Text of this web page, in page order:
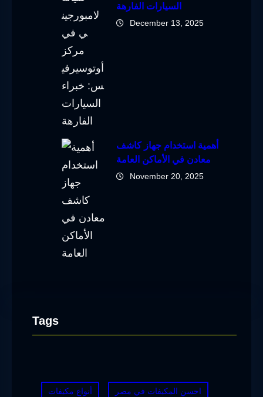
السيارات الفارهة
December 13, 2025
أهمية استخدام جهاز كاشف
معادن في الأماكن العامة
November 20, 2025
Tags
أنواع مكيفات احسن المكيفات في مصر